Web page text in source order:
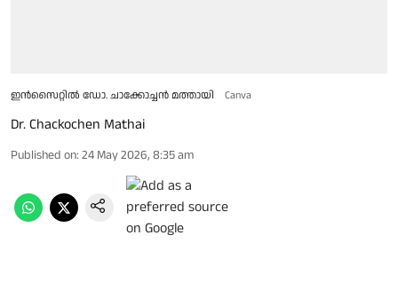
ഇൻസൈറ്റിൽ ഡോ. ചാക്കോച്ചന്‍ മത്തായി Canva
Dr. Chackochen Mathai
Published on: 24 May 2026, 8:35 am